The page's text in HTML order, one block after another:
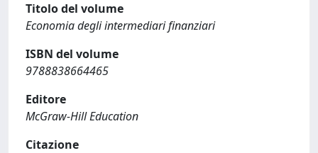
Titolo del volume
Economia degli intermediari finanziari
ISBN del volume
9788838664465
Editore
McGraw-Hill Education
Citazione